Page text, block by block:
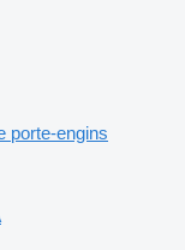
porte-engins